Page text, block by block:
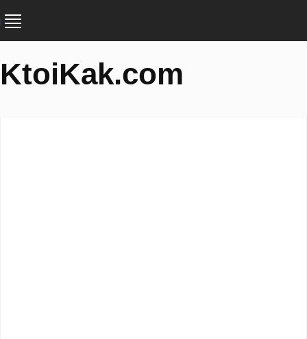
KtoiKak.com